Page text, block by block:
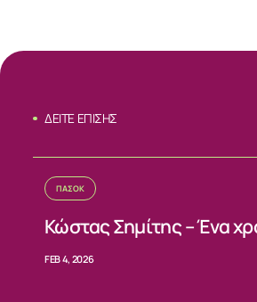
ΣΧΕΤΙΚΑ
ΝΕΑ
ΔΕΙΤΕ ΕΠΙΣΗΣ
ΠΑΣΟΚ
Κώστας Σημίτης – Ένα
FEB 4, 2026